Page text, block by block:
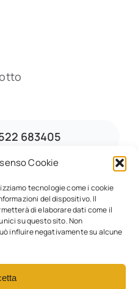
Cookie
tecnologie come i cookie
del dispositivo. Il
di elaborare dati come il
su questo sito. Non
influire negativamente su alcune
683405
• Powered by